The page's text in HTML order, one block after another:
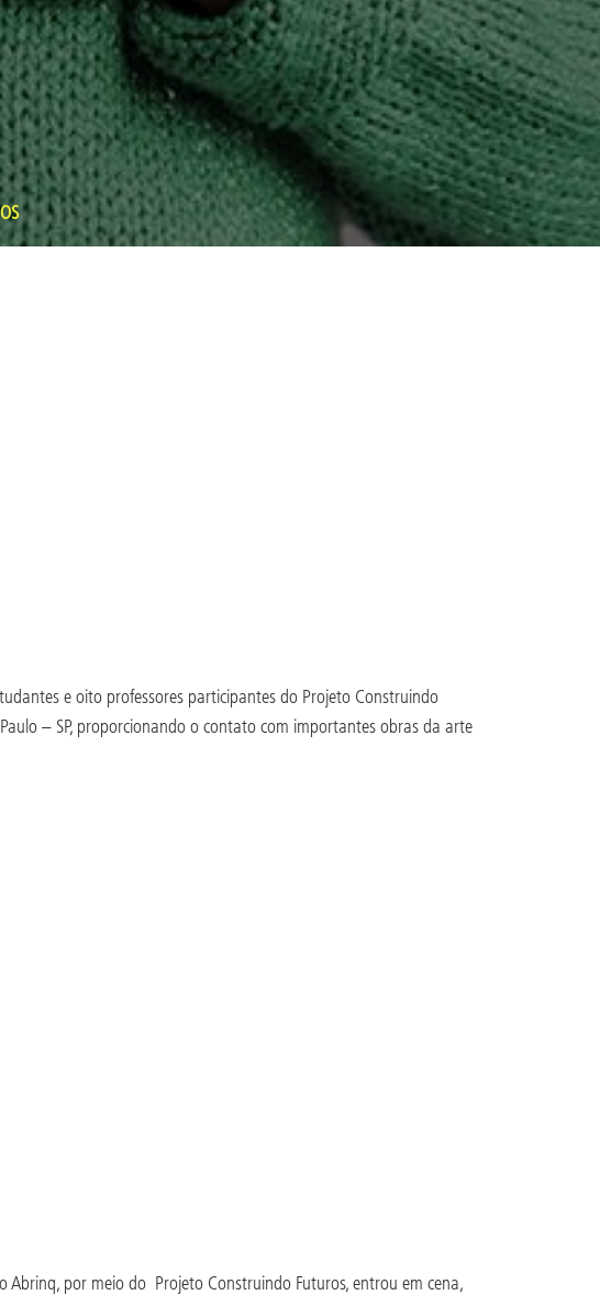
e oito professores participantes do Projeto Construindo
– SP, proporcionando o contato com importantes obras da arte
por meio do Projeto Construindo Futuros, entrou em cena,